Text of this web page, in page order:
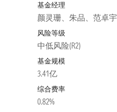
基金经理
颜灵珊、朱品、范卓宇
风险等级
中低风险(R2)
基金规模
3.41亿
综合费率
0.82%